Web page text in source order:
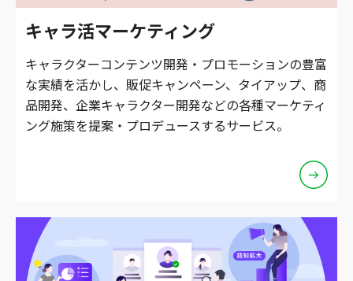
キャラ活マーケティング
キャラクターコンテンツ開発・プロモーションの豊富
な実績を活かし、販促キャンペーン、タイアップ、商
品開発、企業キャラクター開発などの各種マーケティ
ング施策を提案・プロデュースするサービス。